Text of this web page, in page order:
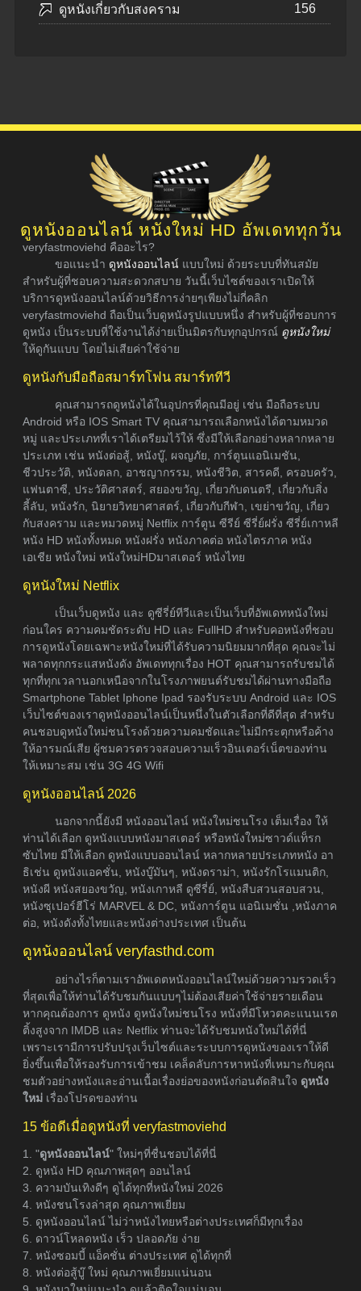
ดูหนังเกี่ยวกับสงคราม 156
ดูหนังออนไลน์ หนังใหม่ HD อัพเดททุกวัน
veryfastmoviehd คืออะไร?
ขอแนะนำ ดูหนังออนไลน์ แบบใหม่ ด้วยระบบที่ทันสมัย
สำหรับผู้ที่ชอบความสะดวกสบาย วันนี้เว็บไซต์ของเราเปิดให้
บริการดูหนังออนไลน์ด้วยวิธีการง่ายๆเพียงไม่กี่คลิก
veryfastmoviehd ถือเป็นเว็บดูหนังรูปแบบหนึ่ง สำหรับผู้ที่ชอบการ
ดูหนัง เป็นระบบที่ใช้งานได้ง่ายเป็นมิตรกับทุกอุปกรณ์ ดูหนังใหม่
ให้ดูกันแบบ โดยไม่เสียค่าใช้จ่าย
ดูหนังกับมือถือสมาร์ทโฟน สมาร์ททีวี
คุณสามารถดูหนังได้ในอุปกรที่คุณมีอยู่ เช่น มือถือระบบ
Android หรือ IOS Smart TV คุณสามารถเลือกหนังได้ตามหมวด
หมู่ และประเภทที่เราได้เตรียมไว้ให้ ซึ่งมีให้เลือกอย่างหลากหลาย
ประเภท เช่น หนังต่อสู้, หนังบู๊, ผจญภัย, การ์ตูนแอนิเมชัน,
ชีวประวัติ, หนังตลก, อาชญากรรม, หนังชีวิต, สารคดี, ครอบครัว,
แฟนตาซี, ประวัติศาสตร์, สยองขวัญ, เกี่ยวกับดนตรี, เกี่ยวกับสิ่ง
ลี้ลับ, หนังรัก, นิยายวิทยาศาสตร์, เกี่ยวกับกีฬา, เขย่าขวัญ, เกี่ยว
กับสงคราม และหมวดหมู่ Netflix การ์ตูน ซีรีย์ ซีรี่ย์ฝรั่ง ซีรี่ย์เกาหลี
หนัง HD หนังทั้งหมด หนังฝรั่ง หนังภาคต่อ หนังไตรภาค หนัง
เอเชีย หนังใหม่ หนังใหม่HDมาสเตอร์ หนังไทย
ดูหนังใหม่ Netflix
เป็นเว็บดูหนัง และ ดูซีรี่ย์ทีวีและเป็นเว็บที่อัพเดทหนังใหม่
ก่อนใคร ความคมชัดระดับ HD และ FullHD สำหรับคอหนังที่ชอบ
การดูหนังโดยเฉพาะหนังใหม่ที่ได้รับความนิยมมากที่สุด คุณจะไม่
พลาดทุกกระแสหนังดัง อัพเดททุกเรื่อง HOT คุณสามารถรับชมได้
ทุกที่ทุกเวลานอกเหนือจากในโรงภาพยนต์รับชมได้ผ่านทางมือถือ
Smartphone Tablet Iphone Ipad รองรับระบบ Android และ IOS
เว็บไซต์ของเราดูหนังออนไลน์เป็นหนึ่งในตัวเลือกที่ดีที่สุด สำหรับ
คนชอบดูหนังใหม่ชนโรงด้วยความคมชัดและไม่มีกระตุกหรือค้าง
ให้อารมณ์เสีย ผู้ชมควรตรวจสอบความเร็วอินเตอร์เน็ตของท่าน
ให้เหมาะสม เช่น 3G 4G Wifi
ดูหนังออนไลน์ 2026
นอกจากนี้ยังมี หนังออนไลน์ หนังใหม่ชนโรง เต็มเรื่อง ให้
ท่านได้เลือก ดูหนังแบบหนังมาสเตอร์ หรือหนังใหม่ซาวด์แท็รก
ซับไทย มีให้เลือก ดูหนังแบบออนไลน์ หลากหลายประเภทหนัง อา
ธิเช่น ดูหนังแอคชั่น, หนังบู๊มันๆ, หนังดราม่า, หนังรักโรแมนติก,
หนังผี หนังสยองขวัญ, หนังเกาหลี ดูซีรี่ย์, หนังสืบสวนสอบสวน,
หนังซุเปอร์ฮีโร่ MARVEL & DC, หนังการ์ตูน แอนิเมชั่น ,หนังภาค
ต่อ, หนังดังทั้งไทยและหนังต่างประเทศ เป็นต้น
ดูหนังออนไลน์ veryfasthd.com
อย่างไรก็ตามเราอัพเดตหนังออนไลน์ใหม่ด้วยความรวดเร็ว
ที่สุดเพื่อให้ท่านได้รับชมกันแบบๆไม่ต้องเสียค่าใช้จ่ายรายเดือน
หากคุณต้องการ ดูหนัง ดูหนังใหม่ชนโรง หนังที่มีโหวตคะแนนเรต
ติ้งสูงจาก IMDB และ Netflix ท่านจะได้รับชมหนังใหม่ได้ที่นี่
เพราะเรามีการปรับปรุงเว็บไซต์และระบบการดูหนังของเราให้ดี
ยิ่งขึ้นเพื่อให้รองรับการเข้าชม เคล็ดลับการหาหนังที่เหมาะกับคุณ
ชมตัวอย่างหนังและอ่านเนื้อเรื่องย่อของหนังก่อนตัดสินใจ ดูหนัง
ใหม่ เรื่องโปรดของท่าน
15 ข้อดีเมื่อดูหนังที่ veryfastmoviehd
1. "ดูหนังออนไลน์" ใหม่ๆที่ชื่นชอบได้ที่นี่
2. ดูหนัง HD คุณภาพสุดๆ ออนไลน์
3. ความบันเทิงดีๆ ดูได้ทุกที่หนังใหม่ 2026
4. หนังชนโรงล่าสุด คุณภาพเยี่ยม
5. ดูหนังออนไลน์ ไม่ว่าหนังไทยหรือต่างประเทศก็มีทุกเรื่อง
6. ดาวน์โหลดหนัง เร็ว ปลอดภัย ง่าย
7. หนังซอมบี้ แอ็คชั่น ต่างประเทศ ดูได้ทุกที่
8. หนังต่อสู้บู๊ ใหม่ คุณภาพเยี่ยมแน่นอน